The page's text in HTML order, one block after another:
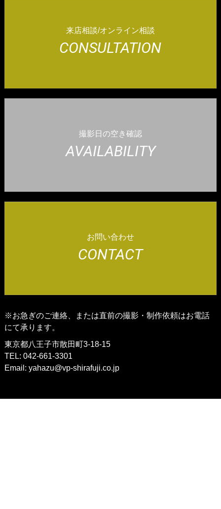
来店相談/オンライン相談
CONSULTATION
撮影日の空き確認
AVAILABILITY
お問い合わせ
CONTACT
※お急ぎのご連絡、または直前の撮影・制作依頼はお電話
にて承ります。
東京都八王子市散田町3-18-15
TEL: 042-661-3301
Email: yahazu@vp-shirafuji.co.jp